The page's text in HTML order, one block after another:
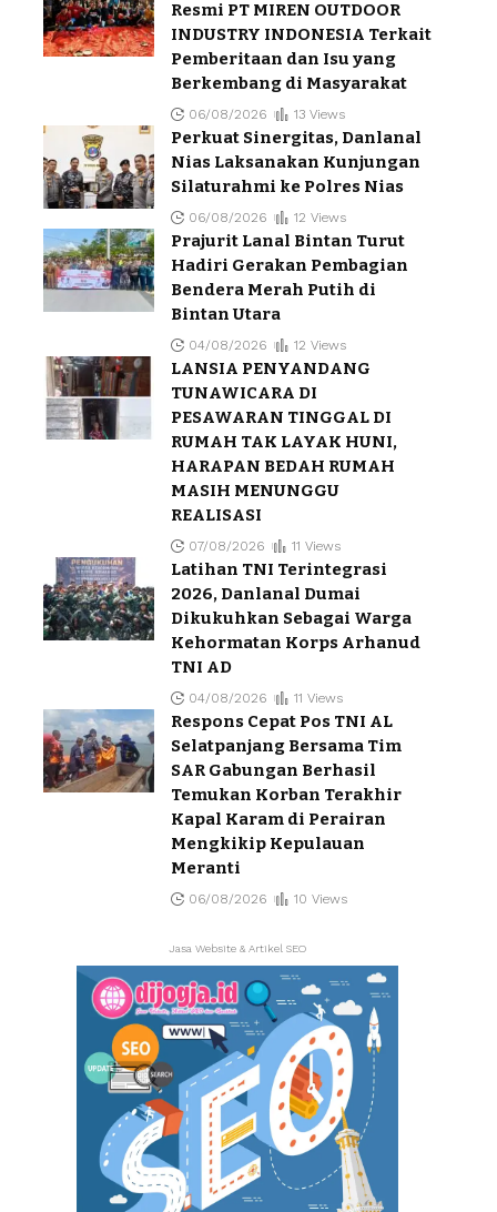
Resmi PT MIREN OUTDOOR
INDUSTRY INDONESIA Terkait
Pemberitaan dan Isu yang
Berkembang di Masyarakat
06/08/2026 13 Views
Perkuat Sinergitas, Danlanal
Nias Laksanakan Kunjungan
Silaturahmi ke Polres Nias
06/08/2026 12 Views
Prajurit Lanal Bintan Turut
Hadiri Gerakan Pembagian
Bendera Merah Putih di
Bintan Utara
04/08/2026 12 Views
LANSIA PENYANDANG
TUNAWICARA DI
PESAWARAN TINGGAL DI
RUMAH TAK LAYAK HUNI,
HARAPAN BEDAH RUMAH
MASIH MENUNGGU
REALISASI
07/08/2026 11 Views
Latihan TNI Terintegrasi
2026, Danlanal Dumai
Dikukuhkan Sebagai Warga
Kehormatan Korps Arhanud
TNI AD
04/08/2026 11 Views
Respons Cepat Pos TNI AL
Selatpanjang Bersama Tim
SAR Gabungan Berhasil
Temukan Korban Terakhir
Kapal Karam di Perairan
Mengkikip Kepulauan
Meranti
06/08/2026 10 Views
Jasa Website & Artikel SEO